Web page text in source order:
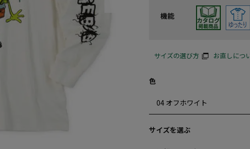
機能
サイズの選び方 お直しにつ
色
サイズを選ぶ